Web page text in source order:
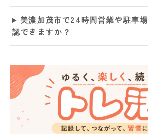
美濃加茂市で24時間営業や駐車
認できますか？